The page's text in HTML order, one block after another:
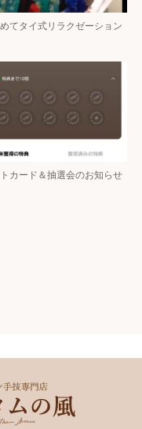
てタイ式リラクゼーション
カード＆抽選会のお知らせ